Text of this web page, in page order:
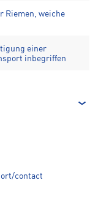
Riemen, weiche
einer
inbegriffen
contact